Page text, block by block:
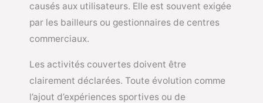
causés aux utilisateurs. Elle est souvent exigée
par les bailleurs ou gestionnaires de centres
commerciaux.
Les activités couvertes doivent être
clairement déclarées. Toute évolution comme
l’ajout d’expériences sportives ou de